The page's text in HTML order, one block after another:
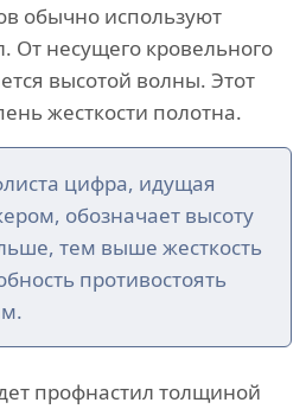
обычно используют
От несущего кровельного
высотой волны. Этот
жесткости полотна.
цифра, идущая
обозначает высоту
тем выше жесткость
противостоять
профнастил толщиной